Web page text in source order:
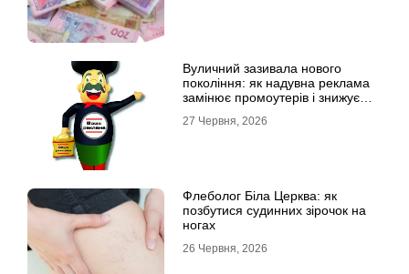
Вуличний зазивала нового
покоління: як надувна реклама
замінює промоутерів і знижує
27 Червня, 2026
Флеболог Біла Церква: як
позбутися судинних зірочок на
ногах
26 Червня, 2026